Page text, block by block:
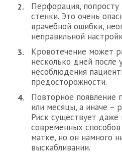
Перфорация,
стенки. Это очень
врачебной ошибки,
неправильной
Кровотечение может
несколько дней после
несоблюдения
предосторожности.
Повторное появление
или месяцы, а иначе –
Риск существует
современных
матке, но он намного
выскабливании.